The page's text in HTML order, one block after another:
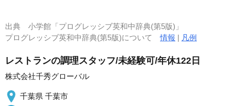
出典 小学館「プログレッシブ英和中辞典(第5版)」
プログレッシブ英和中辞典(第5版)について情報 | 凡例
レストランの調理スタッフ/未経験可/年休122日
株式会社千秀グローバル
千葉県 千葉市